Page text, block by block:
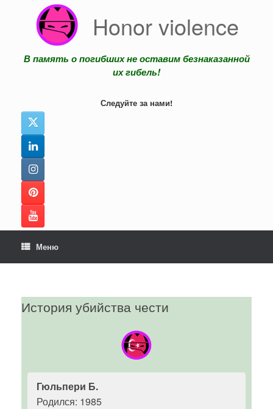
содержанию
Honor violence
В память о погибших не оставим безнаказанной
их гибель!
Следуйте за нами!
Меню
История убийства чести
Гюльпери Б.
Родился: 1985